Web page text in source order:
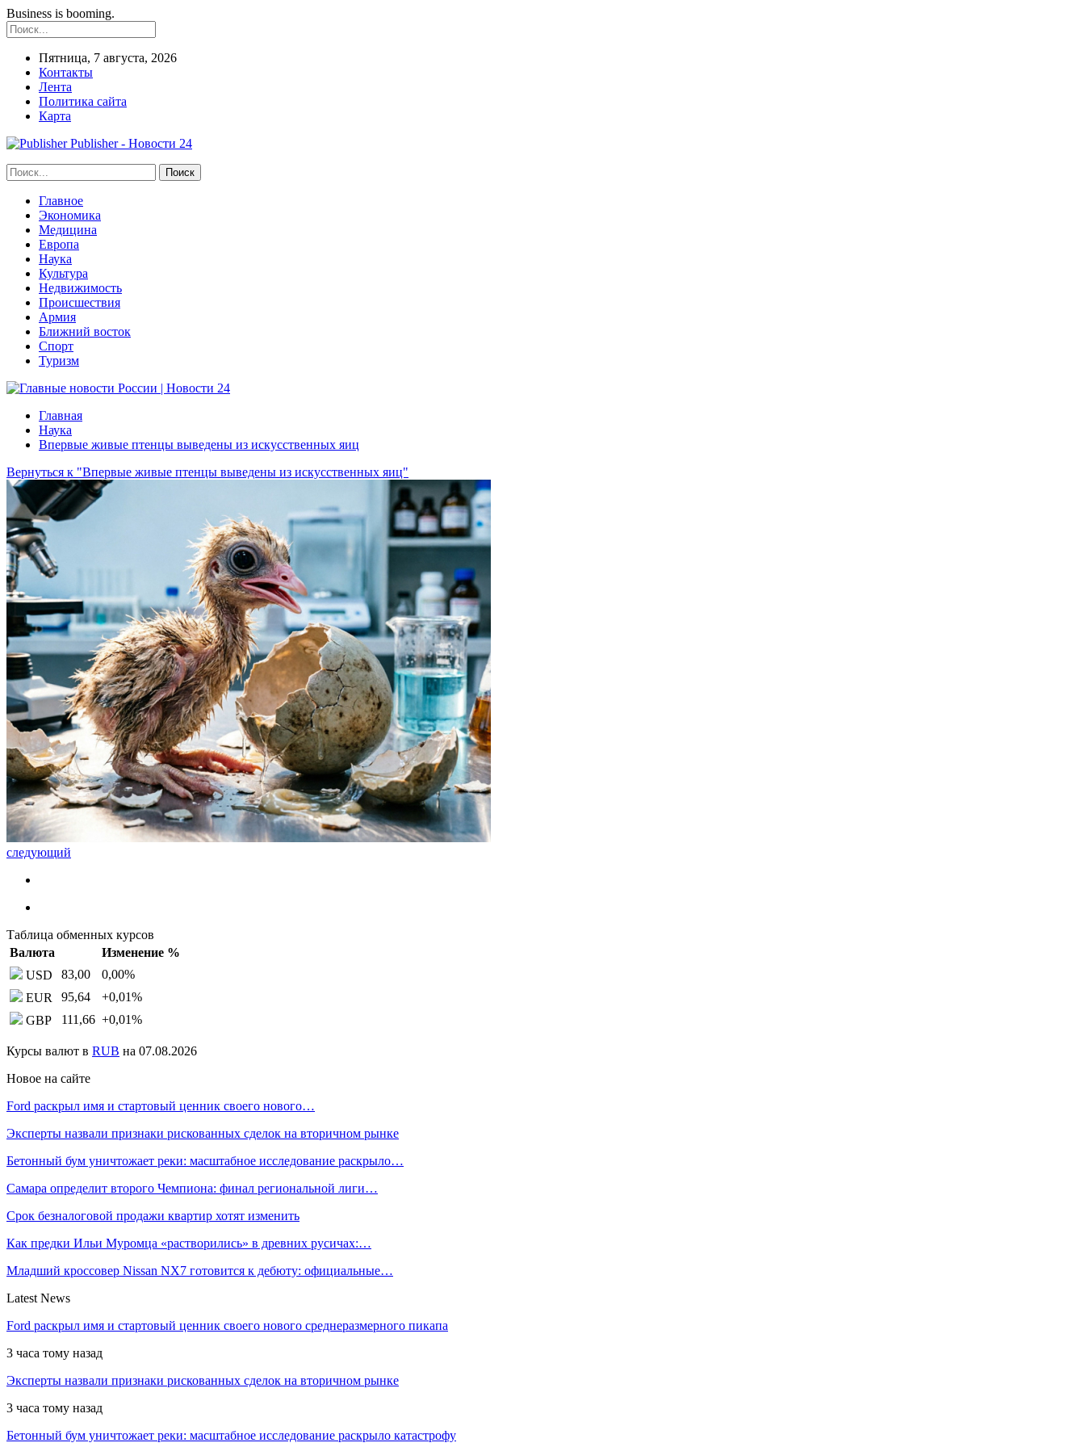
Business is booming.
Пятница, 7 августа, 2026
Контакты
Лента
Политика сайта
Карта
Publisher - Новости 24
Главное
Экономика
Медицина
Европа
Наука
Культура
Недвижимость
Происшествия
Армия
Ближний восток
Спорт
Туризм
Главная
Наука
Впервые живые птенцы выведены из искусственных яиц
Вернуться к "Впервые живые птенцы выведены из искусственных яиц"
следующий
Таблица обменных курсов
Валюта
Изменение %
USD
83,00 0,00%
EUR
95,64 +0,01%
GBP
111,66 +0,01%
Курсы валют в RUB на 07.08.2026
Новое на сайте
Ford раскрыл имя и стартовый ценник своего нового…
Эксперты назвали признаки рискованных сделок на вторичном рынке
Бетонный бум уничтожает реки: масштабное исследование раскрыло…
Самара определит второго Чемпиона: финал региональной лиги…
Срок безналоговой продажи квартир хотят изменить
Как предки Ильи Муромца «растворились» в древних русичах:…
Младший кроссовер Nissan NX7 готовится к дебюту: официальные…
Latest News
Ford раскрыл имя и стартовый ценник своего нового среднеразмерного пикапа
3 часа тому назад
Эксперты назвали признаки рискованных сделок на вторичном рынке
3 часа тому назад
Бетонный бум уничтожает реки: масштабное исследование раскрыло катастрофу